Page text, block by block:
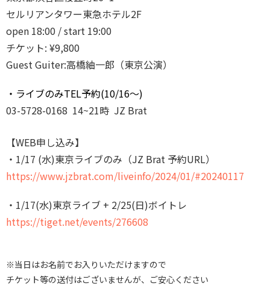
セルリアンタワー東急ホテル2F
open 18:00 / start 19:00
チケット: ¥9,800
Guest Guiter:高橋紬一郎（東京公演）
・ライブのみTEL予約(10/16〜)
03-5728-0168 14~21時 JZ Brat
【WEB申し込み】
・1/17 (水)東京ライブのみ（JZ Brat 予約URL）
https://www.jzbrat.com/liveinfo/2024/01/#20240117
・1/17(水)東京ライブ + 2/25(日)ボイトレ
https://tiget.net/events/276608
※当日はお名前でお入りいただけますので
チケット等の送付はございませんが、ご安心ください